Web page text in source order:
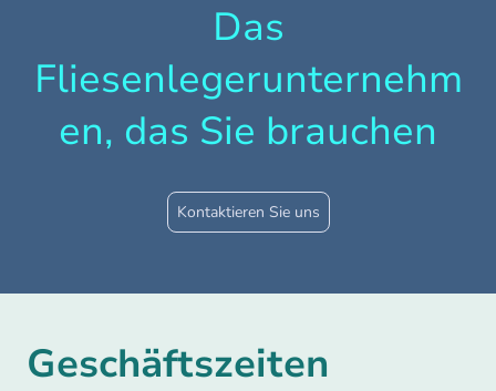
Das
Fliesenlegerunternehm
en, das Sie brauchen
Kontaktieren Sie uns
Geschäftszeiten